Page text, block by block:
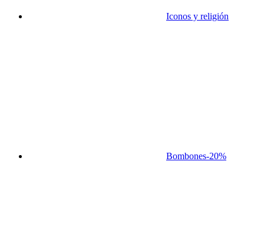
Iconos y religión
Bombones-20%